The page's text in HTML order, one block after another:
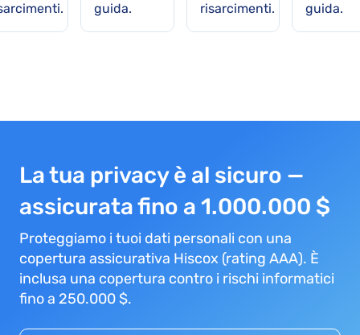
guida.
risarcimenti.
guida.
La tua privacy è al sicuro —
assicurata fino a 1.000.000 $
Proteggiamo i tuoi dati personali con una
copertura assicurativa Hiscox (rating AAA). È
inclusa una copertura contro i rischi informatici
fino a 250.000 $.